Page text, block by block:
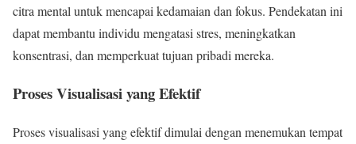
citra mental untuk mencapai kedamaian dan fokus. Pendekatan ini
dapat membantu individu mengatasi stres, meningkatkan
konsentrasi, dan memperkuat tujuan pribadi mereka.
Proses Visualisasi yang Efektif
Proses visualisasi yang efektif dimulai dengan menemukan tempat